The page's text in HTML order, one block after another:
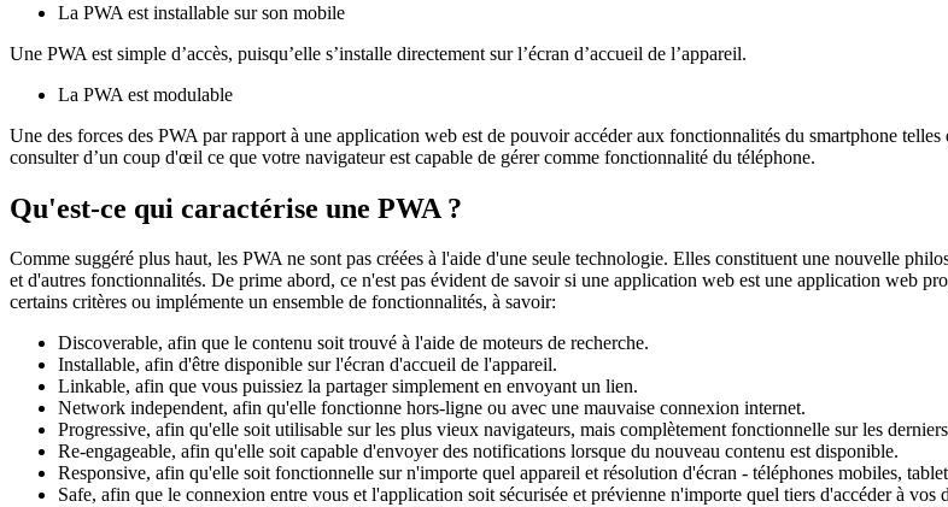
La PWA est installable sur son mobile
Une PWA est simple d’accès, puisqu’elle s’installe directement sur l’écran d’accueil de l’appareil.
La PWA est modulable
Une des forces des PWA par rapport à une application web est de pouvoir accéder aux fonctionnalités du smartphone
consulter d’un coup d'œil ce que votre navigateur est capable de gérer comme fonctionnalité du téléphone.
Qu'est-ce qui caractérise une PWA ?
Comme suggéré plus haut, les PWA ne sont pas créées à l'aide d'une seule technologie. Elles constituent une nouvelle
et d'autres fonctionnalités. De prime abord, ce n'est pas évident de savoir si une application web est une application web
certains critères ou implémente un ensemble de fonctionnalités, à savoir:
Discoverable, afin que le contenu soit trouvé à l'aide de moteurs de recherche.
Installable, afin d'être disponible sur l'écran d'accueil de l'appareil.
Linkable, afin que vous puissiez la partager simplement en envoyant un lien.
Network independent, afin qu'elle fonctionne hors-ligne ou avec une mauvaise connexion internet.
Progressive, afin qu'elle soit utilisable sur les plus vieux navigateurs, mais complètement fonctionnelle sur les
Re-engageable, afin qu'elle soit capable d'envoyer des notifications lorsque du nouveau contenu est disponible.
Responsive, afin qu'elle soit fonctionnelle sur n'importe quel appareil et résolution d'écran - téléphones mobiles,
Safe, afin que le connexion entre vous et l'application soit sécurisée et prévienne n'importe quel tiers d'accéder à vos